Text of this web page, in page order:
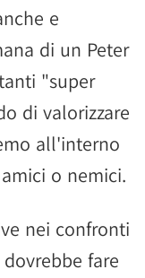
e
di un Peter
"super
di valorizzare
all'interno
o nemici.
nei confronti
fare